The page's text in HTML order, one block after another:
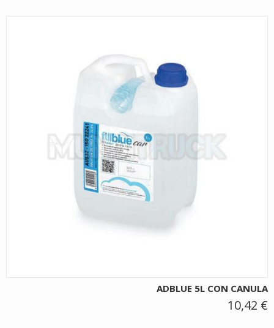
ADBLUE 5L CON CANULA
10,42 €